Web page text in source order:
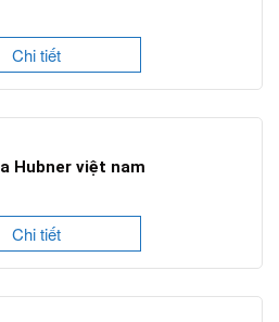
Chi tiết
Hubner việt nam
Chi tiết